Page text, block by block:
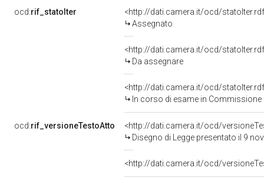
ocd:rif_statoIter
<http://dati.camera.it/ocd/
Assegnato
<http://dati.camera.it/ocd/
Da assegnare
<http://dati.camera.it/ocd/
In corso di esame in Commissione
ocd:rif_versioneTestoAtto
<http://dati.camera.it/ocd/
Disegno di Legge presentato il 9
<http://dati.camera.it/ocd/